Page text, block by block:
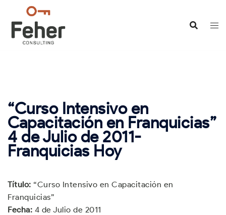
contenido
“Curso Intensivo en
Capacitación en Franquicias”
4 de Julio de 2011-
Franquicias Hoy
Título: “Curso Intensivo en Capacitación en
Franquicias”
Fecha: 4 de Julio de 2011